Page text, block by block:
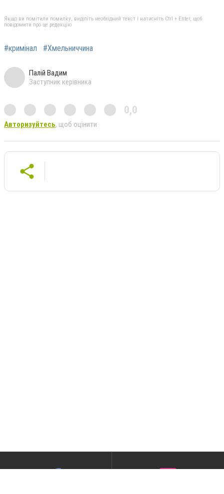
Якщо ви помітили помилку, виділіть необхідний текст і натисніть Ctrl + Enter, щоб
повідомити про це редакцію
#кримінал #Хмельниччина
Палій Вадим
Заступник керівника
0,0
Авторизуйтесь, щоб оцінити